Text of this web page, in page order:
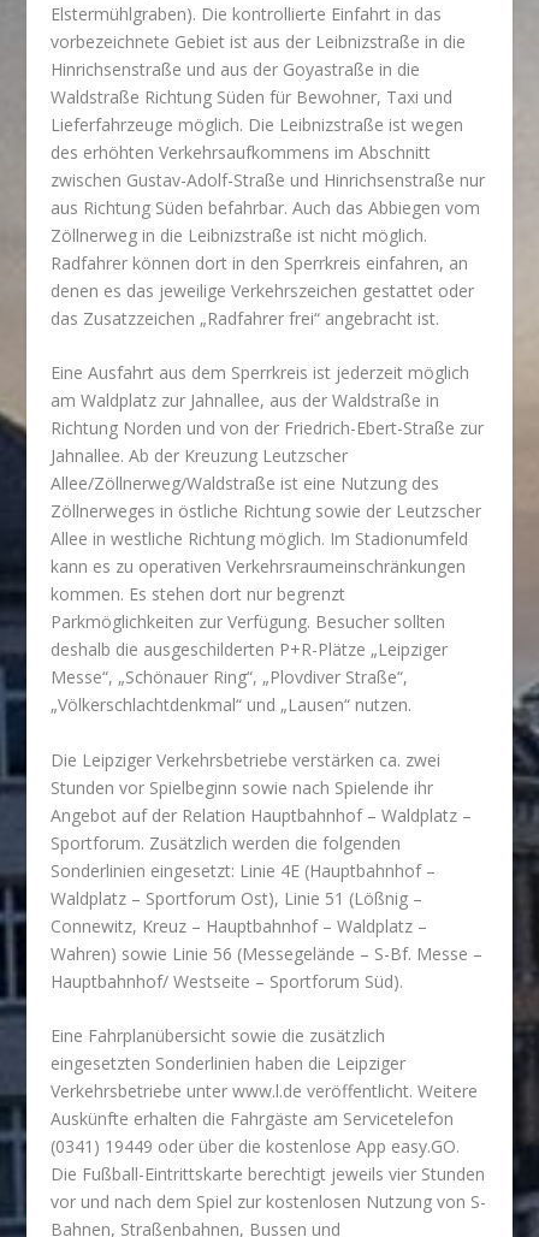
Elstermühlgraben). Die kontrollierte Einfahrt in das
vorbezeichnete Gebiet ist aus der Leibnizstraße in die
Hinrichsenstraße und aus der Goyastraße in die
Waldstraße Richtung Süden für Bewohner, Taxi und
Lieferfahrzeuge möglich. Die Leibnizstraße ist wegen
des erhöhten Verkehrsaufkommens im Abschnitt
zwischen Gustav-Adolf-Straße und Hinrichsenstraße nur
aus Richtung Süden befahrbar. Auch das Abbiegen vom
Zöllnerweg in die Leibnizstraße ist nicht möglich.
Radfahrer können dort in den Sperrkreis einfahren, an
denen es das jeweilige Verkehrszeichen gestattet oder
das Zusatzzeichen „Radfahrer frei“ angebracht ist.
Eine Ausfahrt aus dem Sperrkreis ist jederzeit möglich
am Waldplatz zur Jahnallee, aus der Waldstraße in
Richtung Norden und von der Friedrich-Ebert-Straße zur
Jahnallee. Ab der Kreuzung Leutzscher
Allee/Zöllnerweg/Waldstraße ist eine Nutzung des
Zöllnerweges in östliche Richtung sowie der Leutzscher
Allee in westliche Richtung möglich. Im Stadionumfeld
kann es zu operativen Verkehrsraumeinschränkungen
kommen. Es stehen dort nur begrenzt
Parkmöglichkeiten zur Verfügung. Besucher sollten
deshalb die ausgeschilderten P+R-Plätze „Leipziger
Messe“, „Schönauer Ring“, „Plovdiver Straße“,
„Völkerschlachtdenkmal“ und „Lausen“ nutzen.
Die Leipziger Verkehrsbetriebe verstärken ca. zwei
Stunden vor Spielbeginn sowie nach Spielende ihr
Angebot auf der Relation Hauptbahnhof – Waldplatz –
Sportforum. Zusätzlich werden die folgenden
Sonderlinien eingesetzt: Linie 4E (Hauptbahnhof –
Waldplatz – Sportforum Ost), Linie 51 (Lößnig –
Connewitz, Kreuz – Hauptbahnhof – Waldplatz –
Wahren) sowie Linie 56 (Messegelände – S-Bf. Messe –
Hauptbahnhof/ Westseite – Sportforum Süd).
Eine Fahrplanübersicht sowie die zusätzlich
eingesetzten Sonderlinien haben die Leipziger
Verkehrsbetriebe unter www.l.de veröffentlicht. Weitere
Auskünfte erhalten die Fahrgäste am Servicetelefon
(0341) 19449 oder über die kostenlose App easy.GO.
Die Fußball-Eintrittskarte berechtigt jeweils vier Stunden
vor und nach dem Spiel zur kostenlosen Nutzung von S-
Bahnen, Straßenbahnen, Bussen und